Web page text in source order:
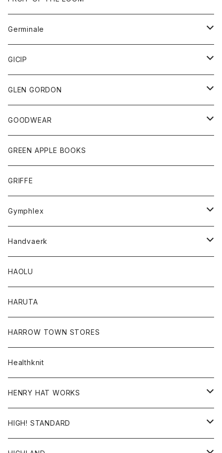
Tシャツ
ボトム
アウター
パーカー
グッズ
ネクタイ
チーフ
トップス
シャツ
タンクトップ
ボトム
ショートパンツ
スカート
レディース
スカート
Tシャツ
Germinale
靴
サンダル
GICIP
トップス
Tシャツ
GLEN GORDON
グッズ
手袋
GOODWEAR
トップス
Tシャツ
GREEN APPLE BOOKS
GRIFFE
Gymphlex
アウター
カーディガン
コート
トップス
シャツ
スウェット
レディース
カーディガン
コート
ボトム
パンツ
Handvaerk
トップス
Tシャツ
ロンTEE
HAOLU
HARUTA
HARROW TOWN STORES
Healthknit
HENRY HAT WORKS
帽子
HIGH! STANDARD